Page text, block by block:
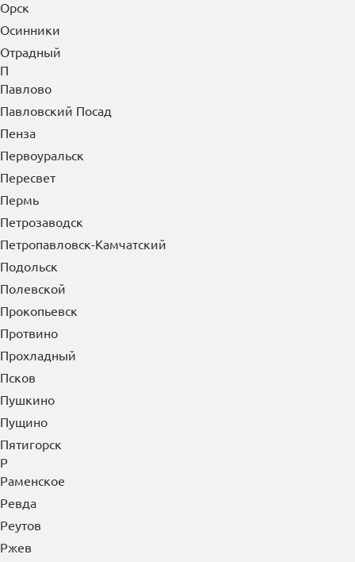
Орск
Осинники
Отрадный
П
Павлово
Павловский Посад
Пенза
Первоуральск
Пересвет
Пермь
Петрозаводск
Петропавловск-Камчатский
Подольск
Полевской
Прокопьевск
Протвино
Прохладный
Псков
Пушкино
Пущино
Пятигорск
Р
Раменское
Ревда
Реутов
Ржев